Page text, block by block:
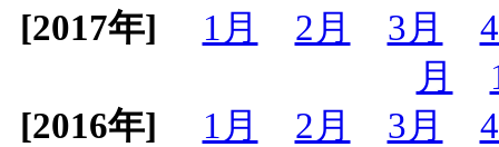
[2017年]
1月 2月 3月
月
[2016年]
1月 2月 3月